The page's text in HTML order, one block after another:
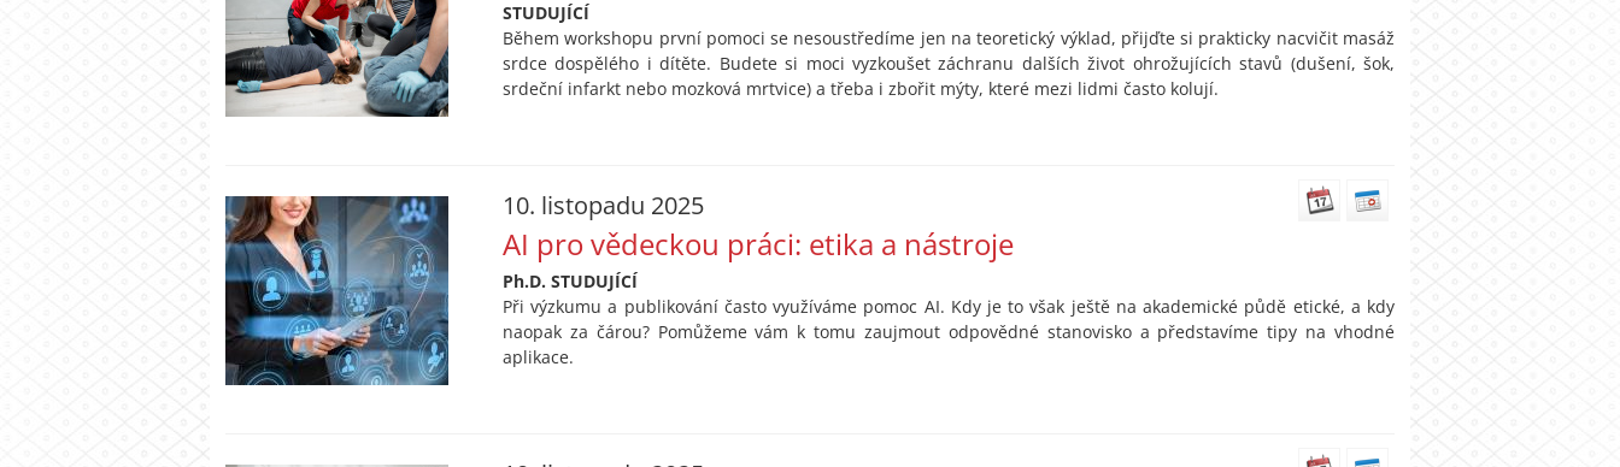
STUDUJÍCÍ
Během workshopu první pomoci se nesoustředíme jen na teoretický výklad, přijďte si prakticky nacvičit masáž
srdce dospělého i dítěte. Budete si moci vyzkoušet záchranu dalších život ohrožujících stavů (dušení, šok,
srdeční infarkt nebo mozková mrtvice) a třeba i zbořit mýty, které mezi lidmi často kolují.
10. listopadu 2025
AI pro vědeckou práci: etika a nástroje
Ph.D. STUDUJÍCÍ
Při výzkumu a publikování často využíváme pomoc AI. Kdy je to však ještě na akademické půdě etické, a kdy
naopak za čárou? Pomůžeme vám k tomu zaujmout odpovědné stanovisko a představíme tipy na vhodné
aplikace.